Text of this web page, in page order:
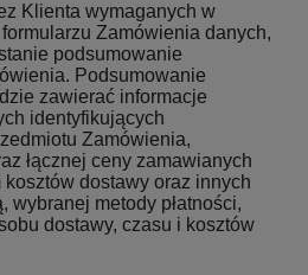
Klienta wymaganych w
Zamówienia danych,
podsumowanie
Podsumowanie
zawierać informacje
identyfikujących
Zamówienia,
łącznej ceny zamawianych
kosztów dostawy oraz innych
wybranej metody płatności,
dostawy, czasu i kosztów